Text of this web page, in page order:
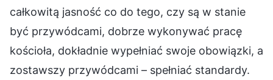
całkowitą jasność co do tego, czy są w stanie
być przywódcami, dobrze wykonywać pracę
kościoła, dokładnie wypełniać swoje obowiązki, a
zostawszy przywódcami – spełniać standardy.